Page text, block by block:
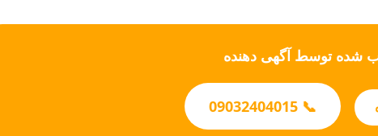
شده توسط آگهی دهنده
📞 09032404015